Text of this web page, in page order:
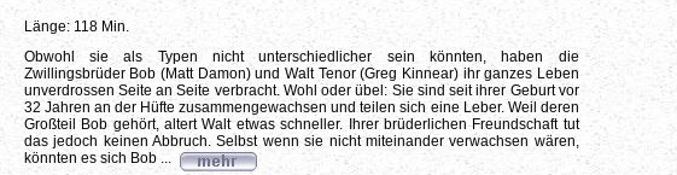
Länge: 118 Min.
Obwohl sie als Typen nicht unterschiedlicher sein könnten, haben die
Zwillingsbrüder Bob (Matt Damon) und Walt Tenor (Greg Kinnear) ihr ganzes Leben
unverdrossen Seite an Seite verbracht. Wohl oder übel: Sie sind seit ihrer Geburt vor
32 Jahren an der Hüfte zusammengewachsen und teilen sich eine Leber. Weil deren
Großteil Bob gehört, altert Walt etwas schneller. Ihrer brüderlichen Freundschaft tut
das jedoch keinen Abbruch. Selbst wenn sie nicht miteinander verwachsen wären,
könnten es sich Bob ...